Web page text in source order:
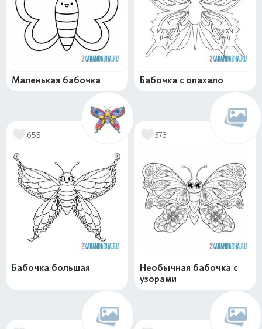
Маленькая бабочка Бабочка с опахало
655
Бабочка большая
373
Необычная бабочка с
узорами